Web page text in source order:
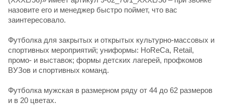
назовите его и менеджер быстро поймет, что вас
заинтересовало.
Футболка для закрытых и открытых культурно-массовых и
спортивных мероприятий; униформы: HoReCa, Retail,
промо- и выставок; формы детских лагерей, профкомов
ВУЗов и спортивных команд.
Футболка мужская в размерном ряду от 44 до 62 размеров
и в 20 цветах.